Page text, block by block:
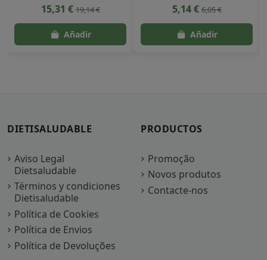
15,31 €19,14 € 5,14 €6,05 €
DIETISALUDABLE
Aviso Legal
Dietsaludable
Términos y condiciones
Dietisaludable
Política de Cookies
Política de Envios
Política de Devoluções
PRODUCTOS
Promoção
Novos produtos
Contacte-nos